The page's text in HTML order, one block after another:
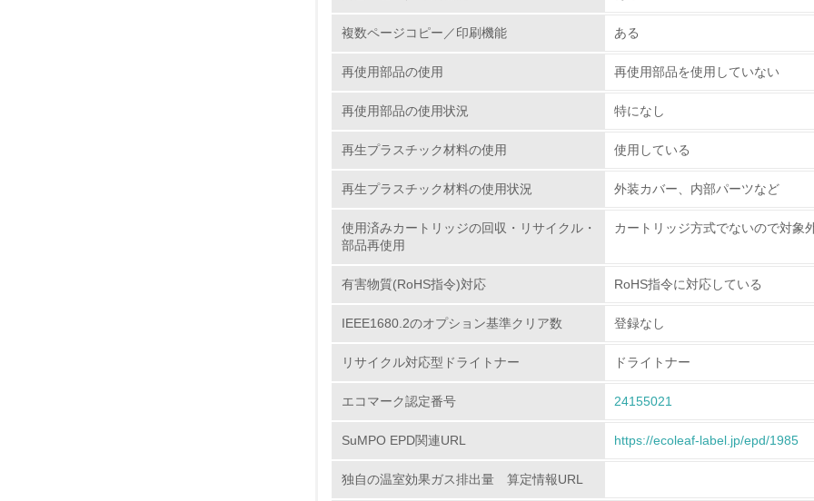
9. <L1> 資源（投入原料、水等）とエネルギー（電力、重油、ガス
10. <L2> 資源とエネルギーの使用量の把握をし、具体的な削減目標
環境配慮型製品・サービスの
11. <L1> 環境配慮型製品・サービスの製造・販売を積極的に行って
12. <L2> 環境配慮型製品・サービスの製造・販売状況を把握し、具
複数ページコピー／印刷機能 ある
再使用部品の使用 再使用部品を使用していない
再使用部品の使用状況 特になし
再生プラスチック材料の使用 使用している
再生プラスチック材料の使用状況 外装カバー、内部パーツなど
使用済みカートリッジの回収・リサイクル・
部品再使用
カートリッジ方式でないので対象
有害物質(RoHS指令)対応 RoHS指令に対応している
IEEE1680.2のオプション基準クリア数 登録なし
リサイクル対応型ドライトナー ドライトナー
エコマーク認定番号 24155021
SuMPO EPD関連URL https://ecoleaf-label.jp/epd/1985
独自の温室効果ガス排出量 算定情報URL